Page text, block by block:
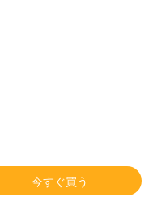
今すぐ買う